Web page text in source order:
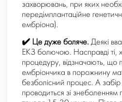
захворювань, при яких
передімплантаційне
ембріона).
✔️ Це дуже боляче. Деякі
ЕКЗ болючою. Насправді ті,
процедуру, відзначають, що
ембріончика в порожнину
безболісний процес. А забір
проводиться зі знеболенням